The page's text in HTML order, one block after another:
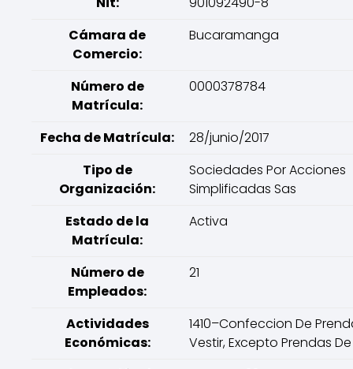
Cámara de
Comercio:
Bucaramanga
Número de
Matrícula:
0000378784
Fecha de Matrícula:
28/junio/2017
Tipo de
Organización:
Sociedades Por Acciones
Simplificadas Sas
Estado de la
Matrícula:
Activa
Número de
Empleados:
21
Actividades
Económicas:
1410–Confeccion De
Vestir, Excepto Prendas De